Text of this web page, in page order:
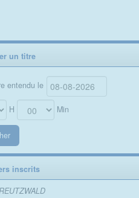
un titre
entendu le
H Min
inscrits